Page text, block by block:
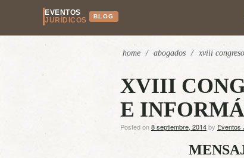
EVENTOS
JURÍDICOS
BLOG
home / abogados / xviii
XVIII
E
Posted on8 septiembre, 2014by Eventos